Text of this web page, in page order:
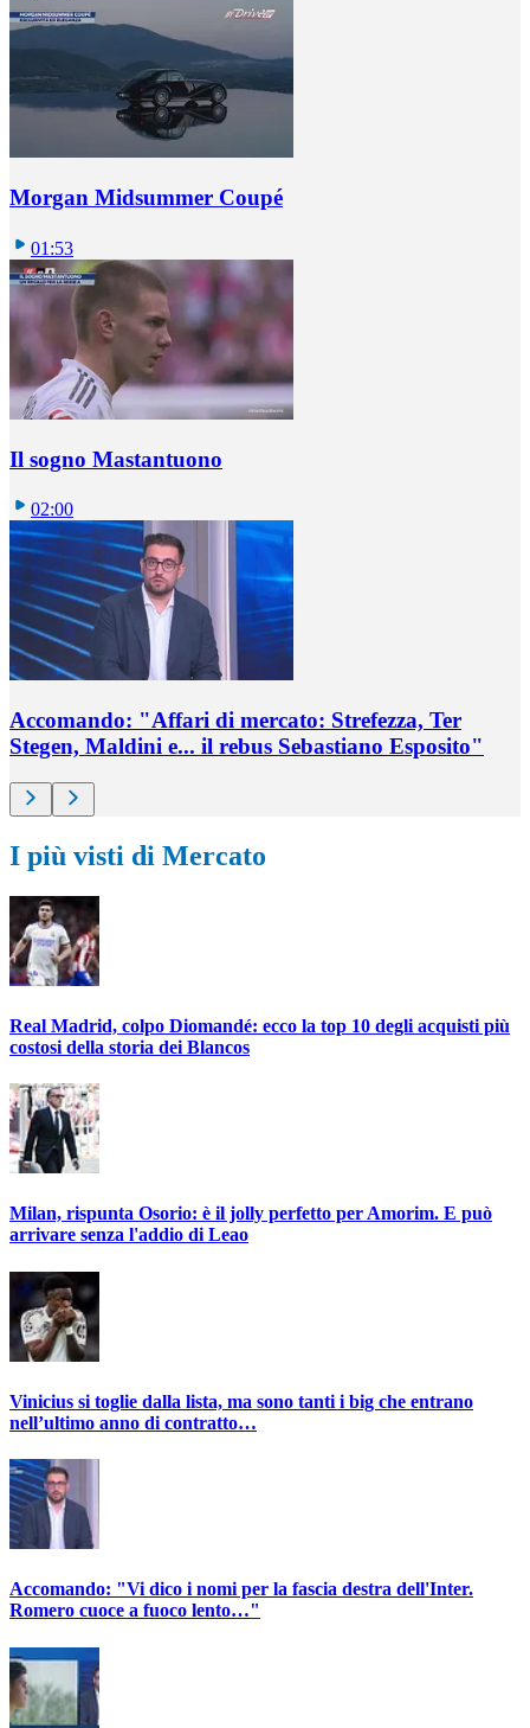
Morgan Midsummer Coupé
01:53
Il sogno Mastantuono
02:00
Accomando: "Affari di mercato: Strefezza, Ter
Stegen, Maldini e... il rebus Sebastiano Esposito"
I più visti di Mercato
Real Madrid, colpo Diomandé: ecco la top 10 degli acquisti più
costosi della storia dei Blancos
Milan, rispunta Osorio: è il jolly perfetto per Amorim. E può
arrivare senza l'addio di Leao
Vinicius si toglie dalla lista, ma sono tanti i big che entrano
nell’ultimo anno di contratto…
Accomando: "Vi dico i nomi per la fascia destra dell'Inter.
Romero cuoce a fuoco lento…"